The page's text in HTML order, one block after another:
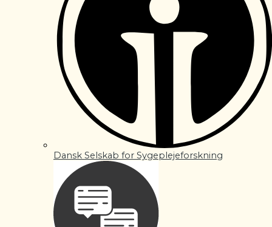
Dansk Selskab for Sygeplejeforskning